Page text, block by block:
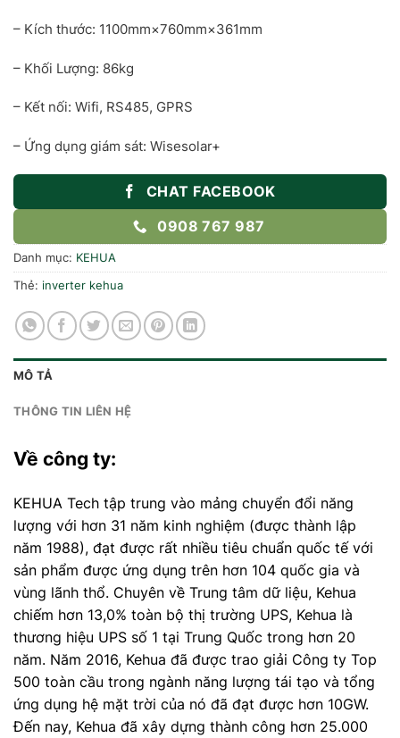
– Kích thước: 1100mm×760mm×361mm
– Khối Lượng: 86kg
– Kết nối: Wifi, RS485, GPRS
– Ứng dụng giám sát: Wisesolar+
CHAT FACEBOOK
0908 767 987
Danh mục: KEHUA
Thẻ: inverter kehua
MÔ TẢ
THÔNG TIN LIÊN HỆ
Về công ty:
KEHUA Tech tập trung vào mảng chuyển đổi năng
lượng với hơn 31 năm kinh nghiệm (được thành lập
năm 1988), đạt được rất nhiều tiêu chuẩn quốc tế với
sản phẩm được ứng dụng trên hơn 104 quốc gia và
vùng lãnh thổ. Chuyên về Trung tâm dữ liệu, Kehua
chiếm hơn 13,0% toàn bộ thị trường UPS, Kehua là
thương hiệu UPS số 1 tại Trung Quốc trong hơn 20
năm. Năm 2016, Kehua đã được trao giải Công ty Top
500 toàn cầu trong ngành năng lượng tái tạo và tổng
ứng dụng hệ mặt trời của nó đã đạt được hơn 10GW.
Đến nay, Kehua đã xây dựng thành công hơn 25.000